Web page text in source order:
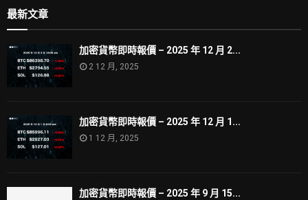
最新文章
加密貨幣即時報價 – 2025 年 12 月 2...
2 12 月, 2025
加密貨幣即時報價 – 2025 年 12 月 1...
1 12 月, 2025
加密貨幣即時報價 – 2025 年 9 月 15...